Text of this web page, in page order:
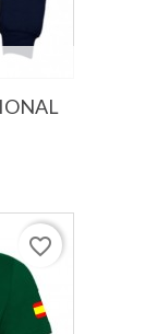
favorite_border